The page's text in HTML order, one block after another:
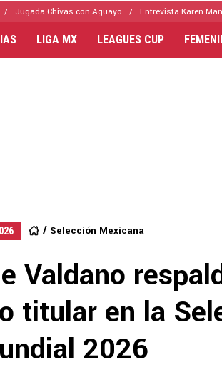
Jugada Chivas con Aguayo Entrevista Karen
LIGA MX LEAGUES CUP
Selección Mexicana
Valdano
titular en la
2026